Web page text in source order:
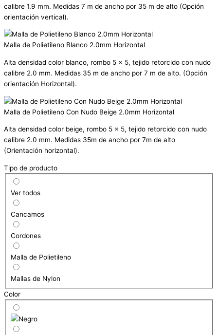
calibre 1.9 mm. Medidas 7 m de ancho por 35 m de alto (Opción
orientación vertical).
Malla de Polietileno Blanco 2.0mm Horizontal
Alta densidad color blanco, rombo 5 x 5, tejido retorcido con nudo
calibre 2.0 mm. Medidas 35 m de ancho por 7 m de alto. (Opción
orientación Horizontal).
Malla de Polietileno Con Nudo Beige 2.0mm Horizontal
Alta densidad color beige, rombo 5 x 5, tejido retorcido con nudo
calibre 2.0 mm. Medidas 35m de ancho por 7m de alto
(Orientación horizontal).
Tipo de producto
Ver todos
Cancamos
Cordones
Malla de Polietileno
Mallas de Nylon
Color